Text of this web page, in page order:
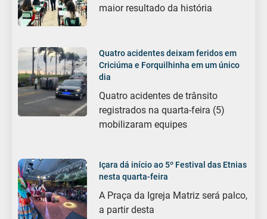
maior resultado da história
Quatro acidentes deixam feridos em
Criciúma e Forquilhinha em um único
dia
Quatro acidentes de trânsito
registrados na quarta-feira (5)
mobilizaram equipes
Içara dá início ao 5º Festival das Etnias
nesta quarta-feira
A Praça da Igreja Matriz será palco,
a partir desta